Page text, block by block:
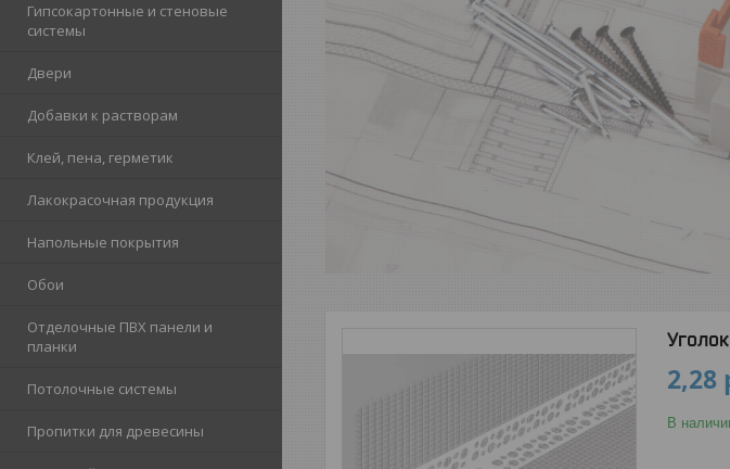
Гипсокартонные и стеновые
системы
Двери
Добавки к растворам
Клей, пена, герметик
Лакокрасочная продукция
Напольные покрытия
Обои
Отделочные ПВХ панели и
планки
Потолочные системы
Пропитки для древесины
2,28
В